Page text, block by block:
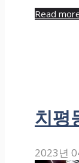
Read
치평
2023년